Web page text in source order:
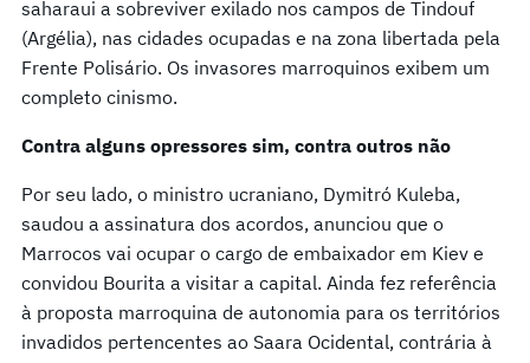
saharaui a sobreviver exilado nos campos de Tindouf
(Argélia), nas cidades ocupadas e na zona libertada pela
Frente Polisário. Os invasores marroquinos exibem um
completo cinismo.
Contra alguns opressores sim, contra outros não
Por seu lado, o ministro ucraniano, Dymitró Kuleba,
saudou a assinatura dos acordos, anunciou que o
Marrocos vai ocupar o cargo de embaixador em Kiev e
convidou Bourita a visitar a capital. Ainda fez referência
à proposta marroquina de autonomia para os territórios
invadidos pertencentes ao Saara Ocidental, contrária à